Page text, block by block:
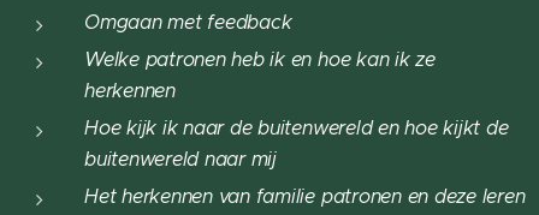
Omgaan met feedback
Welke patronen heb ik en hoe kan ik ze
herkennen
Hoe kijk ik naar de buitenwereld en hoe kijkt de
buitenwereld naar mij
Het herkennen van familie patronen en deze leren